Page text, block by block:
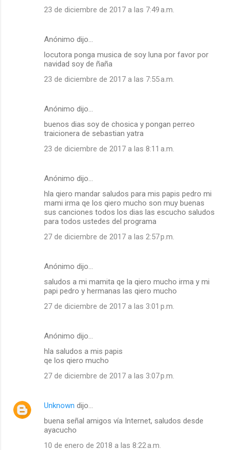
23 de diciembre de 2017 a las 7:49 a.m.
Anónimo dijo…
locutora ponga musica de soy luna por favor por
navidad soy de ñaña
23 de diciembre de 2017 a las 7:55 a.m.
Anónimo dijo…
buenos dias soy de chosica y pongan perreo
traicionera de sebastian yatra
23 de diciembre de 2017 a las 8:11 a.m.
Anónimo dijo…
hla qiero mandar saludos para mis papis pedro mi
mami irma qe los qiero mucho son muy buenas
sus canciones todos los dias las escucho saludos
para todos ustedes del programa
27 de diciembre de 2017 a las 2:57 p.m.
Anónimo dijo…
saludos a mi mamita qe la qiero mucho irma y mi
papi pedro y hermanas las qiero mucho
27 de diciembre de 2017 a las 3:01 p.m.
Anónimo dijo…
hla saludos a mis papis
qe los qiero mucho
27 de diciembre de 2017 a las 3:07 p.m.
Unknown dijo…
buena señal amigos vía Internet, saludos desde
ayacucho
10 de enero de 2018 a las 8:22 a.m.